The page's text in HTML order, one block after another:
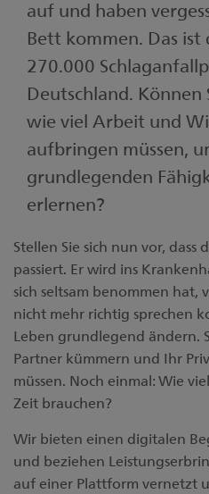
Kontakt
Medien
Digital Banking
Unsere Niederlassungen
auf und haben
Bett kommen. Das
270.000
Deutschland. Können
wie viel Arbeit und
aufbringen müssen,
grundlegenden
erlernen?
Stellen Sie sich nun vor, dass
passiert. Er wird ins
sich seltsam benommen hat,
nicht mehr richtig sprechen
Leben grundlegend ändern.
Partner kümmern und Ihr
müssen. Noch einmal: Wie
Zeit brauchen?
Wir bieten einen digitalen
und beziehen
auf einer Plattform vernetzt